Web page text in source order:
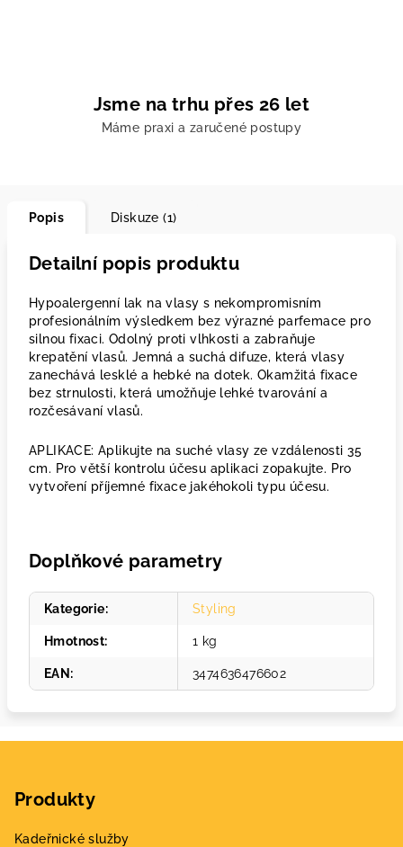
Jsme na trhu přes 26 let
Máme praxi a zaručené postupy
Popis Diskuze (1)
Detailní popis produktu
Hypoalergenní lak na vlasy s nekompromisním
profesionálním výsledkem bez výrazné parfemace pro
silnou fixaci. Odolný proti vlhkosti a zabraňuje
krepatění vlasů. Jemná a suchá difuze, která vlasy
zanechává lesklé a hebké na dotek. Okamžitá fixace
bez strnulosti, která umožňuje lehké tvarování a
rozčesávaní vlasů.
APLIKACE: Aplikujte na suché vlasy ze vzdálenosti 35
cm. Pro větší kontrolu účesu aplikaci zopakujte. Pro
vytvoření příjemné fixace jakéhokoli typu účesu.
Doplňkové parametry
Kategorie: Styling
Hmotnost: 1 kg
EAN : 3474636476602
Produkty
Kadeřnické služby